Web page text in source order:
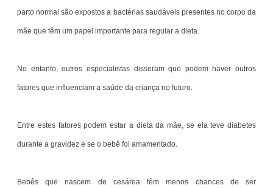
parto normal são expostos a bactérias saudáveis presentes no corpo da
mãe que têm um papel importante para regular a dieta.
No entanto, outros especialistas disseram que podem haver outros
fatores que influenciam a saúde da criança no futuro.
Entre estes fatores podem estar a dieta da mãe, se ela teve diabetes
durante a gravidez e se o bebê foi amamentado.
Bebês que nascem de cesárea têm menos chances de ser